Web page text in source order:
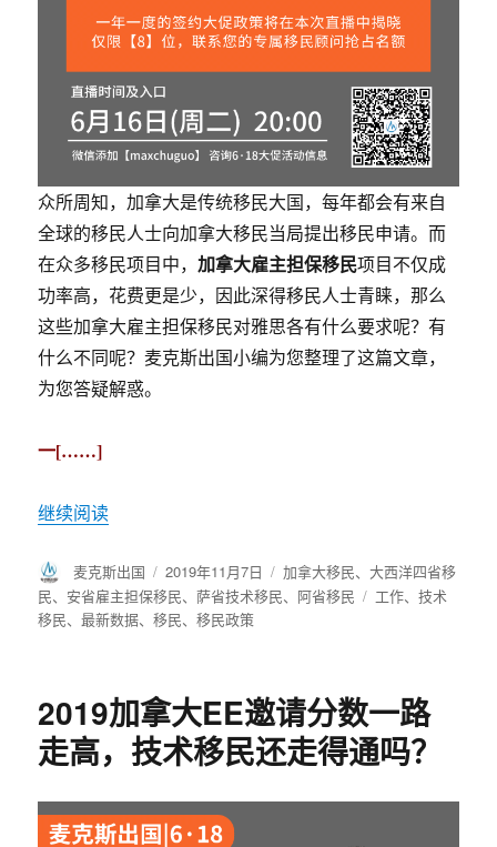
众所周知，加拿大是传统移民大国，每年都会有来自
全球的移民人士向加拿大移民当局提出移民申请。而
在众多移民项目中，加拿大雇主担保移民项目不仅成
功率高，花费更是少，因此深得移民人士青睐，那么
这些加拿大雇主担保移民对雅思各有什么要求呢？有
什么不同呢？麦克斯出国小编为您整理了这篇文章，
为您答疑解惑。
一[……]
继续阅读
作
者
麦克斯出国
发
布
于
2019年11月7日
分
类
加拿大移民、大西洋四省移
民、 安省雇主担保移民、萨省技术移民、 阿省移民
标
工作、技术
移民、最新数据、移民、移民政策
2019加拿大EE邀请分数一路
走高，技术移民还走得通吗？